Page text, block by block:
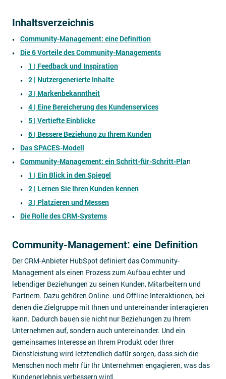
Inhaltsverzeichnis
Community-Management: eine Definition
Die 6 Vorteile des Community-Managements
1 | Feedback und Inspiration
2 | Nutzergenerierte Inhalte
3 | Markenbekanntheit
4 | Eine Bereicherung des Kundenservices
5 | Vertiefte Einblicke
6 | Bessere Beziehung zu Ihrem Kunden
Das SPACES-Modell
Community-Management: ein Schritt-für-Schritt-Plan
1 | Ein Blick in den Spiegel
2 | Lernen Sie Ihren Kunden kennen
3 | Platzieren und Messen
Die Rolle des CRM-Systems
Community-Management: eine Definition
Der CRM-Anbieter HubSpot definiert das Community-
Management als einen Prozess zum Aufbau echter und
lebendiger Beziehungen zu seinen Kunden, Mitarbeitern und
Partnern. Dazu gehören Online- und Offline-Interaktionen, bei
denen die Zielgruppe mit Ihnen und untereinander interagieren
kann. Dadurch bauen sie nicht nur Beziehungen zu Ihrem
Unternehmen auf, sondern auch untereinander. Und ein
gemeinsames Interesse an Ihrem Produkt oder Ihrer
Dienstleistung wird letztendlich dafür sorgen, dass sich die
Menschen noch mehr für Ihr Unternehmen engagieren, was das
Kundenerlebnis verbessern wird.